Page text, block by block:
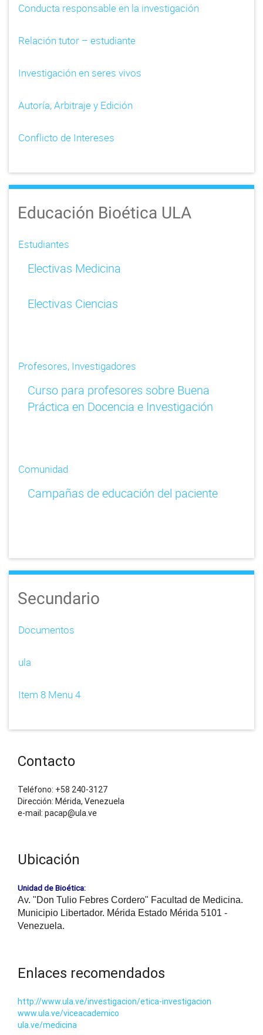
Conducta responsable en la investigación
Relación tutor – estudiante
Investigación en seres vivos
Autoría, Arbitraje y Edición
Conflicto de Intereses
Educación Bioética ULA
Estudiantes
Electivas Medicina
Electivas Ciencias
Profesores, Investigadores
Curso para profesores sobre Buena
Práctica en Docencia e Investigación
Comunidad
Campañas de educación del paciente
Secundario
Documentos
ula
Item 8 Menu 4
Contacto
Teléfono: +58 240-3127
Dirección: Mérida, Venezuela
e-mail: pacap@ula.ve
Ubicación
Unidad de Bioética:
Av. "Don Tulio Febres Cordero" Facultad de Medicina.
Municipio Libertador. Mérida Estado Mérida 5101 -
Venezuela.
Enlaces recomendados
http://www.ula.ve/investigacion/etica-investigacion
www.ula.ve/viceacademico
ula.ve/medicina